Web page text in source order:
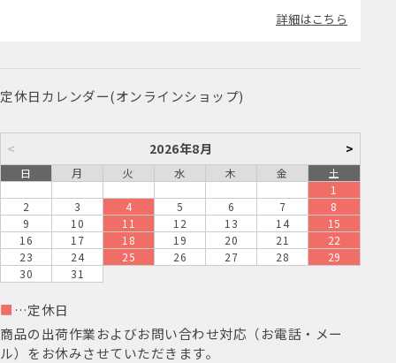
詳細はこちら
定休日カレンダー(オンラインショップ)
< 2026年8月 >
日 月 火 水 木 金
土
1
2
3 4 5 6 7
8
9
10 11 12 13 14
15
16
17 18 19 20 21
22
23
24 25 26 27 28
29
30
31
■ …定休日
商品の出荷作業およびお問い合わせ対応（お電話・メー
ル）をお休みさせていただきます。